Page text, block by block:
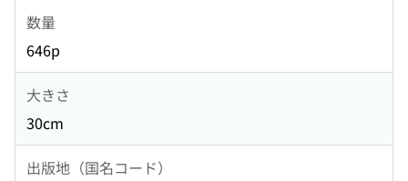
数量
646p
大きさ
30cm
出版地（国名コード）